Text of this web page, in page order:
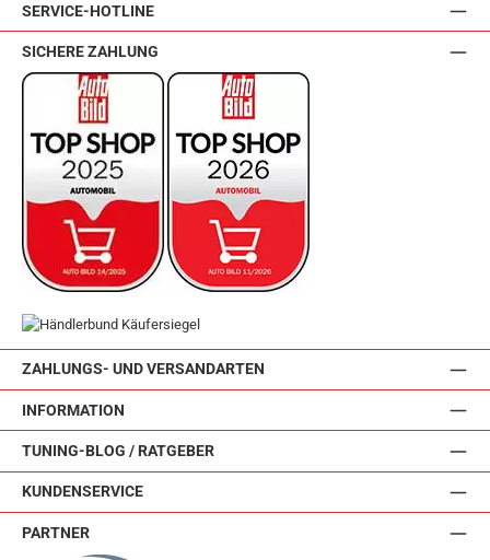
SERVICE-HOTLINE
ZAHLUNGS- UND VERSANDARTEN
INFORMATION
TUNING-BLOG / RATGEBER
KUNDENSERVICE
SICHERE ZAHLUNG
PARTNER